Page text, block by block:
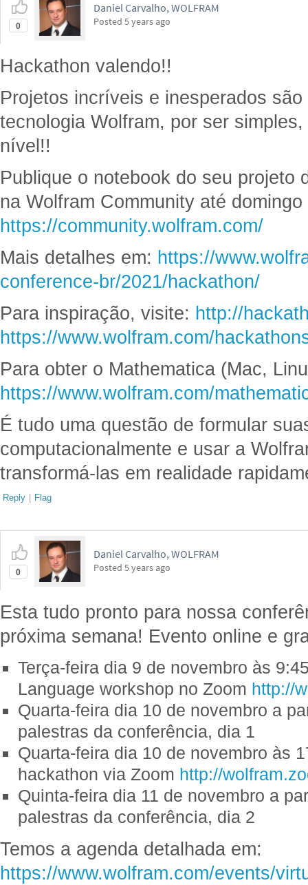
0
Daniel Carvalho, WOLFRAM
Posted 5 years ago
Hackathon valendo!!
Projetos incríveis e inesperados
tecnologia Wolfram, por ser
nível!!
Publique o notebook do seu projeto
na Wolfram Community até
https://community.wolfram.com/
Mais detalhes em: https://
conference-br/2021/hackathon/
Para inspiração, visite: http://
https://www.wolfram.com/
Para obter o Mathematica (Mac,
https://www.wolfram.com/
É tudo uma questão de formular
computacionalmente e usar a
transformá-las em realidade
Reply | Flag
0
Daniel Carvalho, WOLFRAM
Posted 5 years ago
Esta tudo pronto para nossa
próxima semana! Evento online e
Terça-feira dia 9 de novembro às
Language workshop no Zoom http://
Quarta-feira dia 10 de novembro a
palestras da conferência, dia 1
Quarta-feira dia 10 de novembro às
hackathon via Zoom http://
Quinta-feira dia 11 de novembro a
palestras da conferência, dia 2
Temos a agenda detalhada em:
https://www.wolfram.com/events/